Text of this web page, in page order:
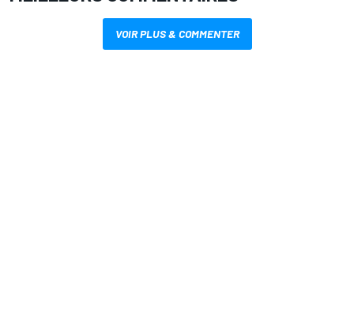
VOIR PLUS & COMMENTER